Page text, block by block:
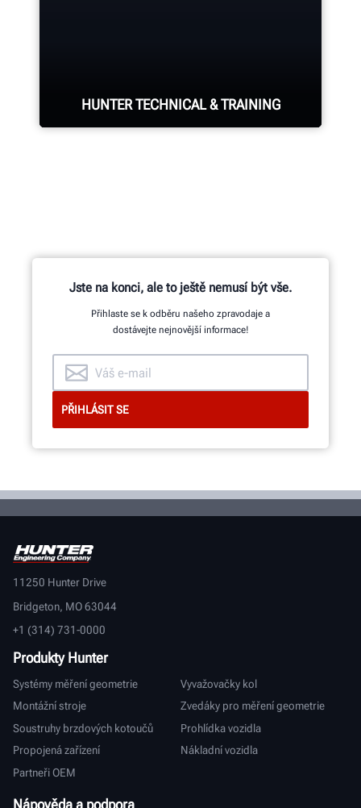
HUNTER TECHNICAL & TRAINING
Jste na konci, ale to ještě nemusí být vše.
Přihlaste se k odběru našeho zpravodaje a
dostávejte nejnovější informace!
11250 Hunter Drive
Bridgeton, MO 63044
+1 (314) 731-0000
Produkty Hunter
Systémy měření geometrie
Vyvažovačky kol
Montážní stroje
Zvedáky pro měření geometrie
Soustruhy brzdových kotoučů
Prohlídka vozidla
Propojená zařízení
Nákladní vozidla
Partneři OEM
Nápověda a podpora